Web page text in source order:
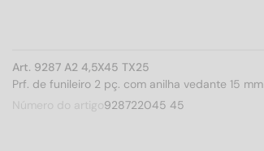
Art. 9287 A2 4,5X45 TX25
Prf. de funileiro 2 pç. com anilha vedante 15 mm
Número do artigo928722045 45